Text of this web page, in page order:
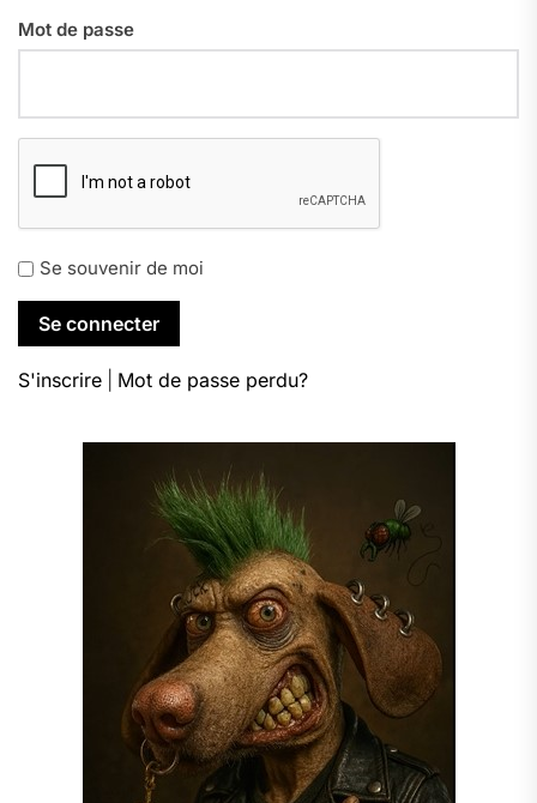
Mot de passe
Se souvenir de moi
S'inscrire Mot de passe perdu?